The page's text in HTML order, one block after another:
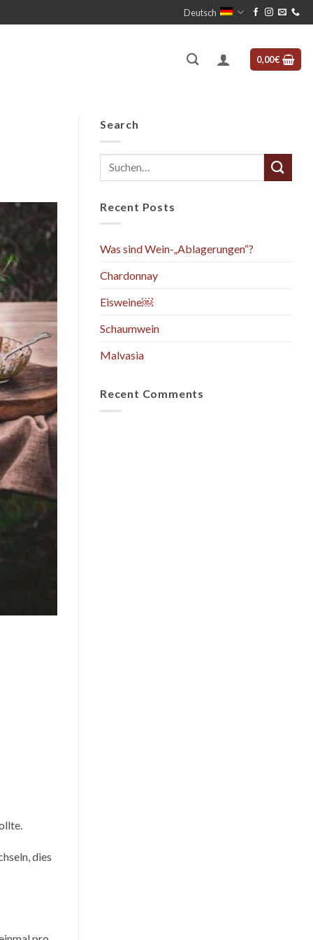
Deutsch
0,00€
dies
Search
Recent Posts
Was sind Wein-„Ablagerungen“?
Chardonnay
Eisweine￼
Schaumwein
Malvasia
Recent Comments